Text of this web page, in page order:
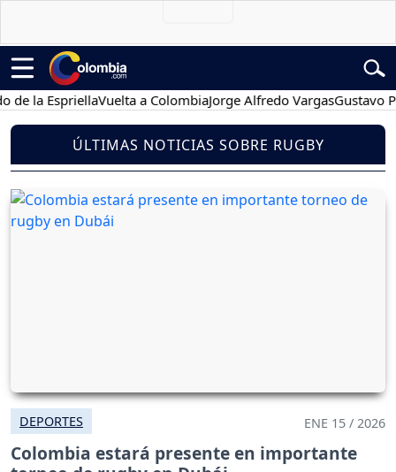
la EspriellaVuelta a ColombiaJorge Alfredo VargasGustavo
ÚLTIMAS NOTICIAS SOBRE RUGBY
DEPORTES ENE 15 / 2026
Colombia estará presente en importante